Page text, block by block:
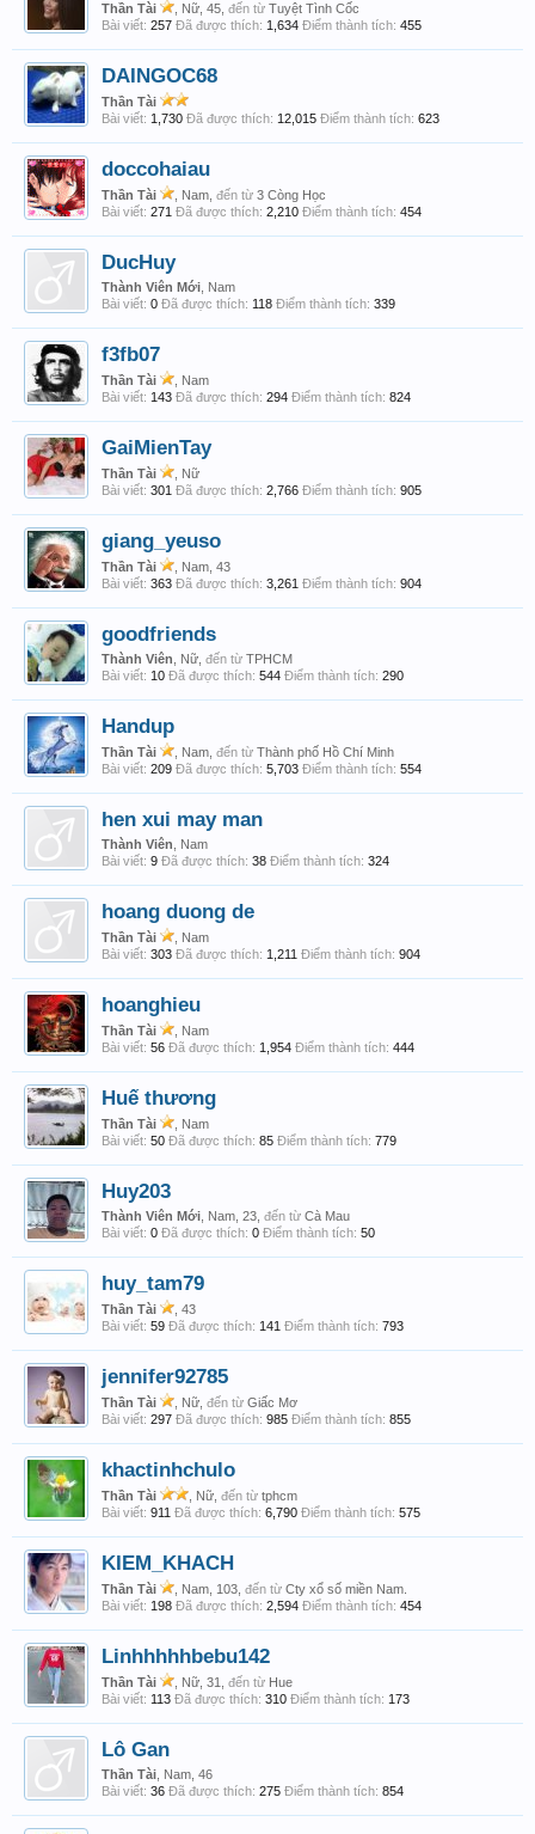
Thần Tài , Nữ, 45, đến từ Tuyệt Tình Cốc
Bài viết: 257 Đã được thích: 1,634 Điểm thành tích: 455
DAINGOC68
Thần Tài
Bài viết: 1,730 Đã được thích: 12,015 Điểm thành tích: 623
doccohaiau
Thần Tài , Nam, đến từ 3 Còng Học
Bài viết: 271 Đã được thích: 2,210 Điểm thành tích: 454
DucHuy
Thành Viên Mới , Nam
Bài viết: 0 Đã được thích: 118 Điểm thành tích: 339
f3fb07
Thần Tài
, Nam
Bài viết: 143 Đã được thích: 294 Điểm thành tích: 824
GaiMienTay
Thần Tài
, Nữ
Bài viết: 301 Đã được thích: 2,766 Điểm thành tích: 905
giang_yeuso
Thần Tài
, Nam, 43
Bài viết: 363 Đã được thích: 3,261 Điểm thành tích: 904
goodfriends
Thành Viên , Nữ, đến từ TPHCM
Bài viết: 10 Đã được thích: 544 Điểm thành tích: 290
Handup
Thần Tài , Nam, đến từ Thành phố Hồ Chí Minh
Bài viết: 209 Đã được thích: 5,703 Điểm thành tích: 554
hen xui may man
Thành Viên , Nam
Bài viết: 9 Đã được thích: 38 Điểm thành tích: 324
hoang duong de
Thần Tài
, Nam
Bài viết: 303 Đã được thích: 1,211 Điểm thành tích: 904
hoanghieu
Thần Tài
, Nam
Bài viết: 56 Đã được thích: 1,954 Điểm thành tích: 444
Huế thương
Thần Tài
, Nam
Bài viết: 50 Đã được thích: 85 Điểm thành tích: 779
Huy203
Thành Viên Mới , Nam, 23, đến từ Cà Mau
Bài viết: 0 Đã được thích: 0 Điểm thành tích: 50
huy_tam79
Thần Tài
, 43
Bài viết: 59 Đã được thích: 141 Điểm thành tích: 793
jennifer92785
Thần Tài , Nữ, đến từ Giấc Mơ
Bài viết: 297 Đã được thích: 985 Điểm thành tích: 855
khactinhchulo
Thần Tài , Nữ, đến từ tphcm
Bài viết: 911 Đã được thích: 6,790 Điểm thành tích: 575
KIEM_KHACH
Thần Tài , Nam, 103, đến từ Cty xổ số miền Nam.
Bài viết: 198 Đã được thích: 2,594 Điểm thành tích: 454
Linhhhhhbebu142
Thần Tài , Nữ, 31, đến từ Hue
Bài viết: 113 Đã được thích: 310 Điểm thành tích: 173
Lô Gan
Thần Tài , Nam, 46
Bài viết: 36 Đã được thích: 275 Điểm thành tích: 854